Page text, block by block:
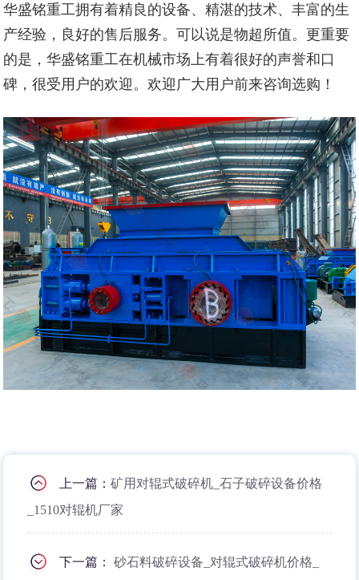
华盛铭重工拥有着精良的设备、精湛的技术、丰富的生
产经验，良好的售后服务。可以说是物超所值。更重要
的是，华盛铭重工在机械市场上有着很好的声誉和口
碑，很受用户的欢迎。欢迎广大用户前来咨询选购！
上一篇：矿用对辊式破碎机_石子破碎设备价格
_1510对辊机厂家
下一篇：砂石料破碎设备_对辊式破碎机价格_